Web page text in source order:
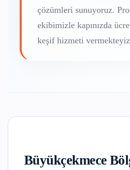
çözümleri sunuyoruz.
ekibimizle kapınızda
keşif hizmeti
Büyükçekmece